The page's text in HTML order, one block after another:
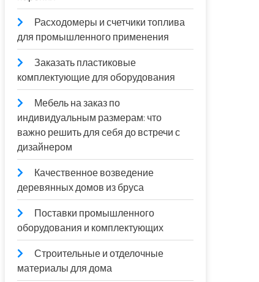
Расходомеры и счетчики топлива
для промышленного применения
Заказать пластиковые
комплектующие для оборудования
Мебель на заказ по
индивидуальным размерам: что
важно решить для себя до встречи с
дизайнером
Качественное возведение
деревянных домов из бруса
Поставки промышленного
оборудования и комплектующих
Строительные и отделочные
материалы для дома